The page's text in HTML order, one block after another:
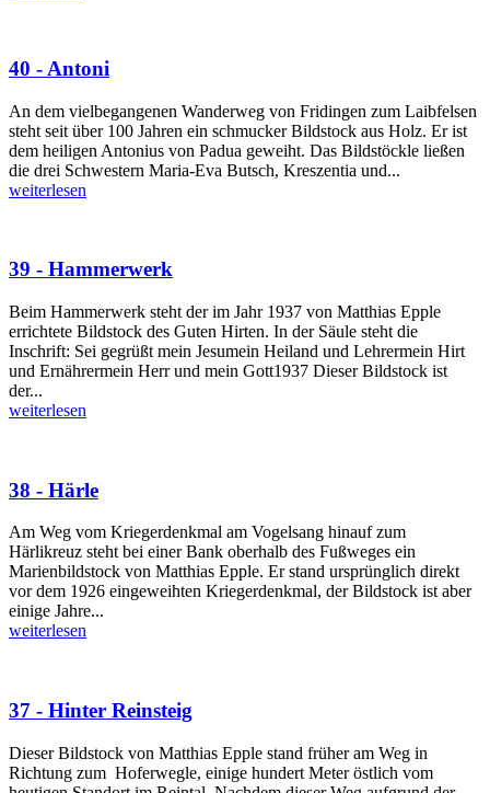
40 - Antoni
An dem vielbegangenen Wanderweg von Fridingen zum Laibfelsen
steht seit über 100 Jahren ein schmucker Bildstock aus Holz. Er ist
dem heiligen Antonius von Padua geweiht. Das Bildstöckle ließen
die drei Schwestern Maria-Eva Butsch, Kreszentia und...
weiterlesen
39 - Hammerwerk
Beim Hammerwerk steht der im Jahr 1937 von Matthias Epple
errichtete Bildstock des Guten Hirten. In der Säule steht die
Inschrift: Sei gegrüßt mein Jesumein Heiland und Lehrermein Hirt
und Ernährermein Herr und mein Gott1937 Dieser Bildstock ist
der...
weiterlesen
38 - Härle
Am Weg vom Kriegerdenkmal am Vogelsang hinauf zum
Härlikreuz steht bei einer Bank oberhalb des Fußweges ein
Marienbildstock von Matthias Epple. Er stand ursprünglich direkt
vor dem 1926 eingeweihten Kriegerdenkmal, der Bildstock ist aber
einige Jahre...
weiterlesen
37 - Hinter Reinsteig
Dieser Bildstock von Matthias Epple stand früher am Weg in
Richtung zum Hoferwegle, einige hundert Meter östlich vom